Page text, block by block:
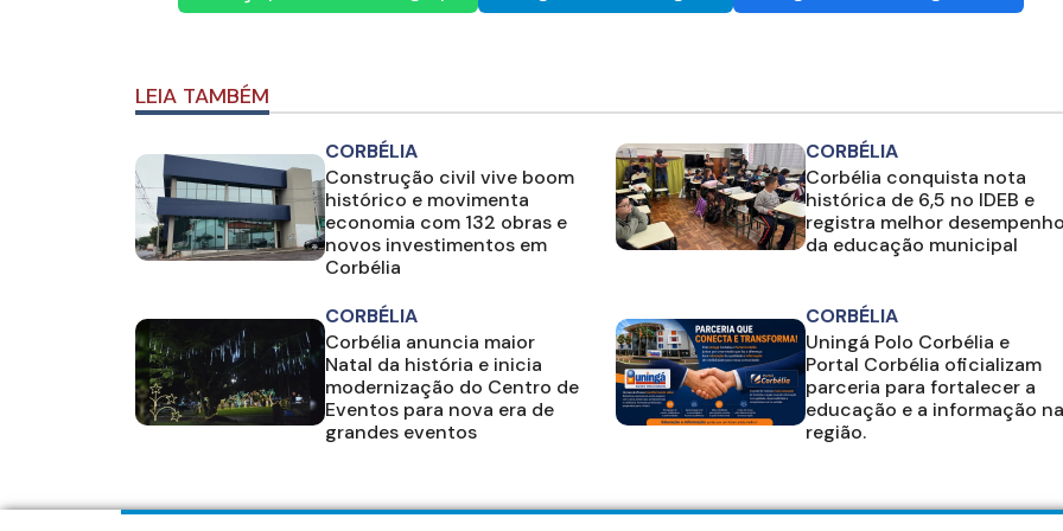
LEIA TAMBÉM
CORBÉLIA
Construção civil vive boom
histórico e movimenta
economia com 132 obras e
novos investimentos em
Corbélia
CORBÉLIA
Corbélia conquista nota
histórica de 6,5 no IDEB e
registra melhor
da educação municipal
CORBÉLIA
Corbélia anuncia maior
Natal da história e inicia
modernização do Centro de
Eventos para nova era de
grandes eventos
CORBÉLIA
Uningá Polo Corbélia e
Portal Corbélia oficializam
parceria para fortalecer a
educação e a informação na
região.